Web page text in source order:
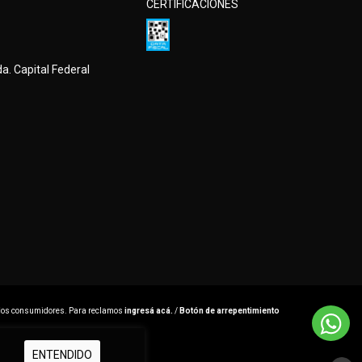
ENTENDIDO
Capital Federal
CERTIFICACIONES
consumidores. Para reclamos ingresá acá. / Botón de arrepentimiento